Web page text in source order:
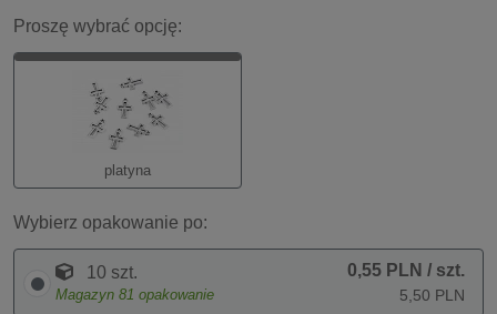
Proszę wybrać opcję:
platyna
Wybierz opakowanie po:
10 szt.
Magazyn 81 opakowanie
0,55 PLN / szt.
5,50 PLN